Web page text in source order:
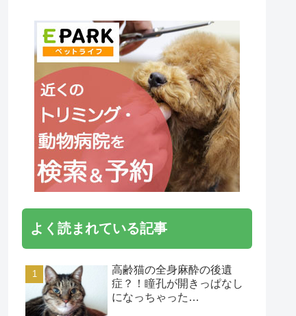
よく読まれている記事
高齢猫の全身麻酔の後遺
症？！瞳孔が開きっぱなし
になっちゃった…